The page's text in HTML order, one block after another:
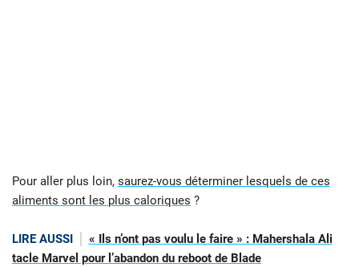
Pour aller plus loin, saurez-vous déterminer lesquels de ces
aliments sont les plus caloriques ?
LIRE AUSSI
« Ils n’ont pas voulu le faire » : Mahershala Ali
tacle Marvel pour l’abandon du reboot de Blade